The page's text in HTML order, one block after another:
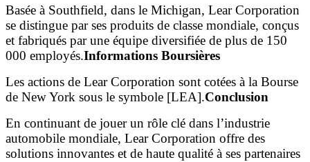
Basée à Southfield, dans le Michigan, Lear Corporation
se distingue par ses produits de classe mondiale, conçus
et fabriqués par une équipe diversifiée de plus de 150
000 employés.Informations Boursières
Les actions de Lear Corporation sont cotées à la Bourse
de New York sous le symbole [LEA].Conclusion
En continuant de jouer un rôle clé dans l’industrie
automobile mondiale, Lear Corporation offre des
solutions innovantes et de haute qualité à ses partenaires